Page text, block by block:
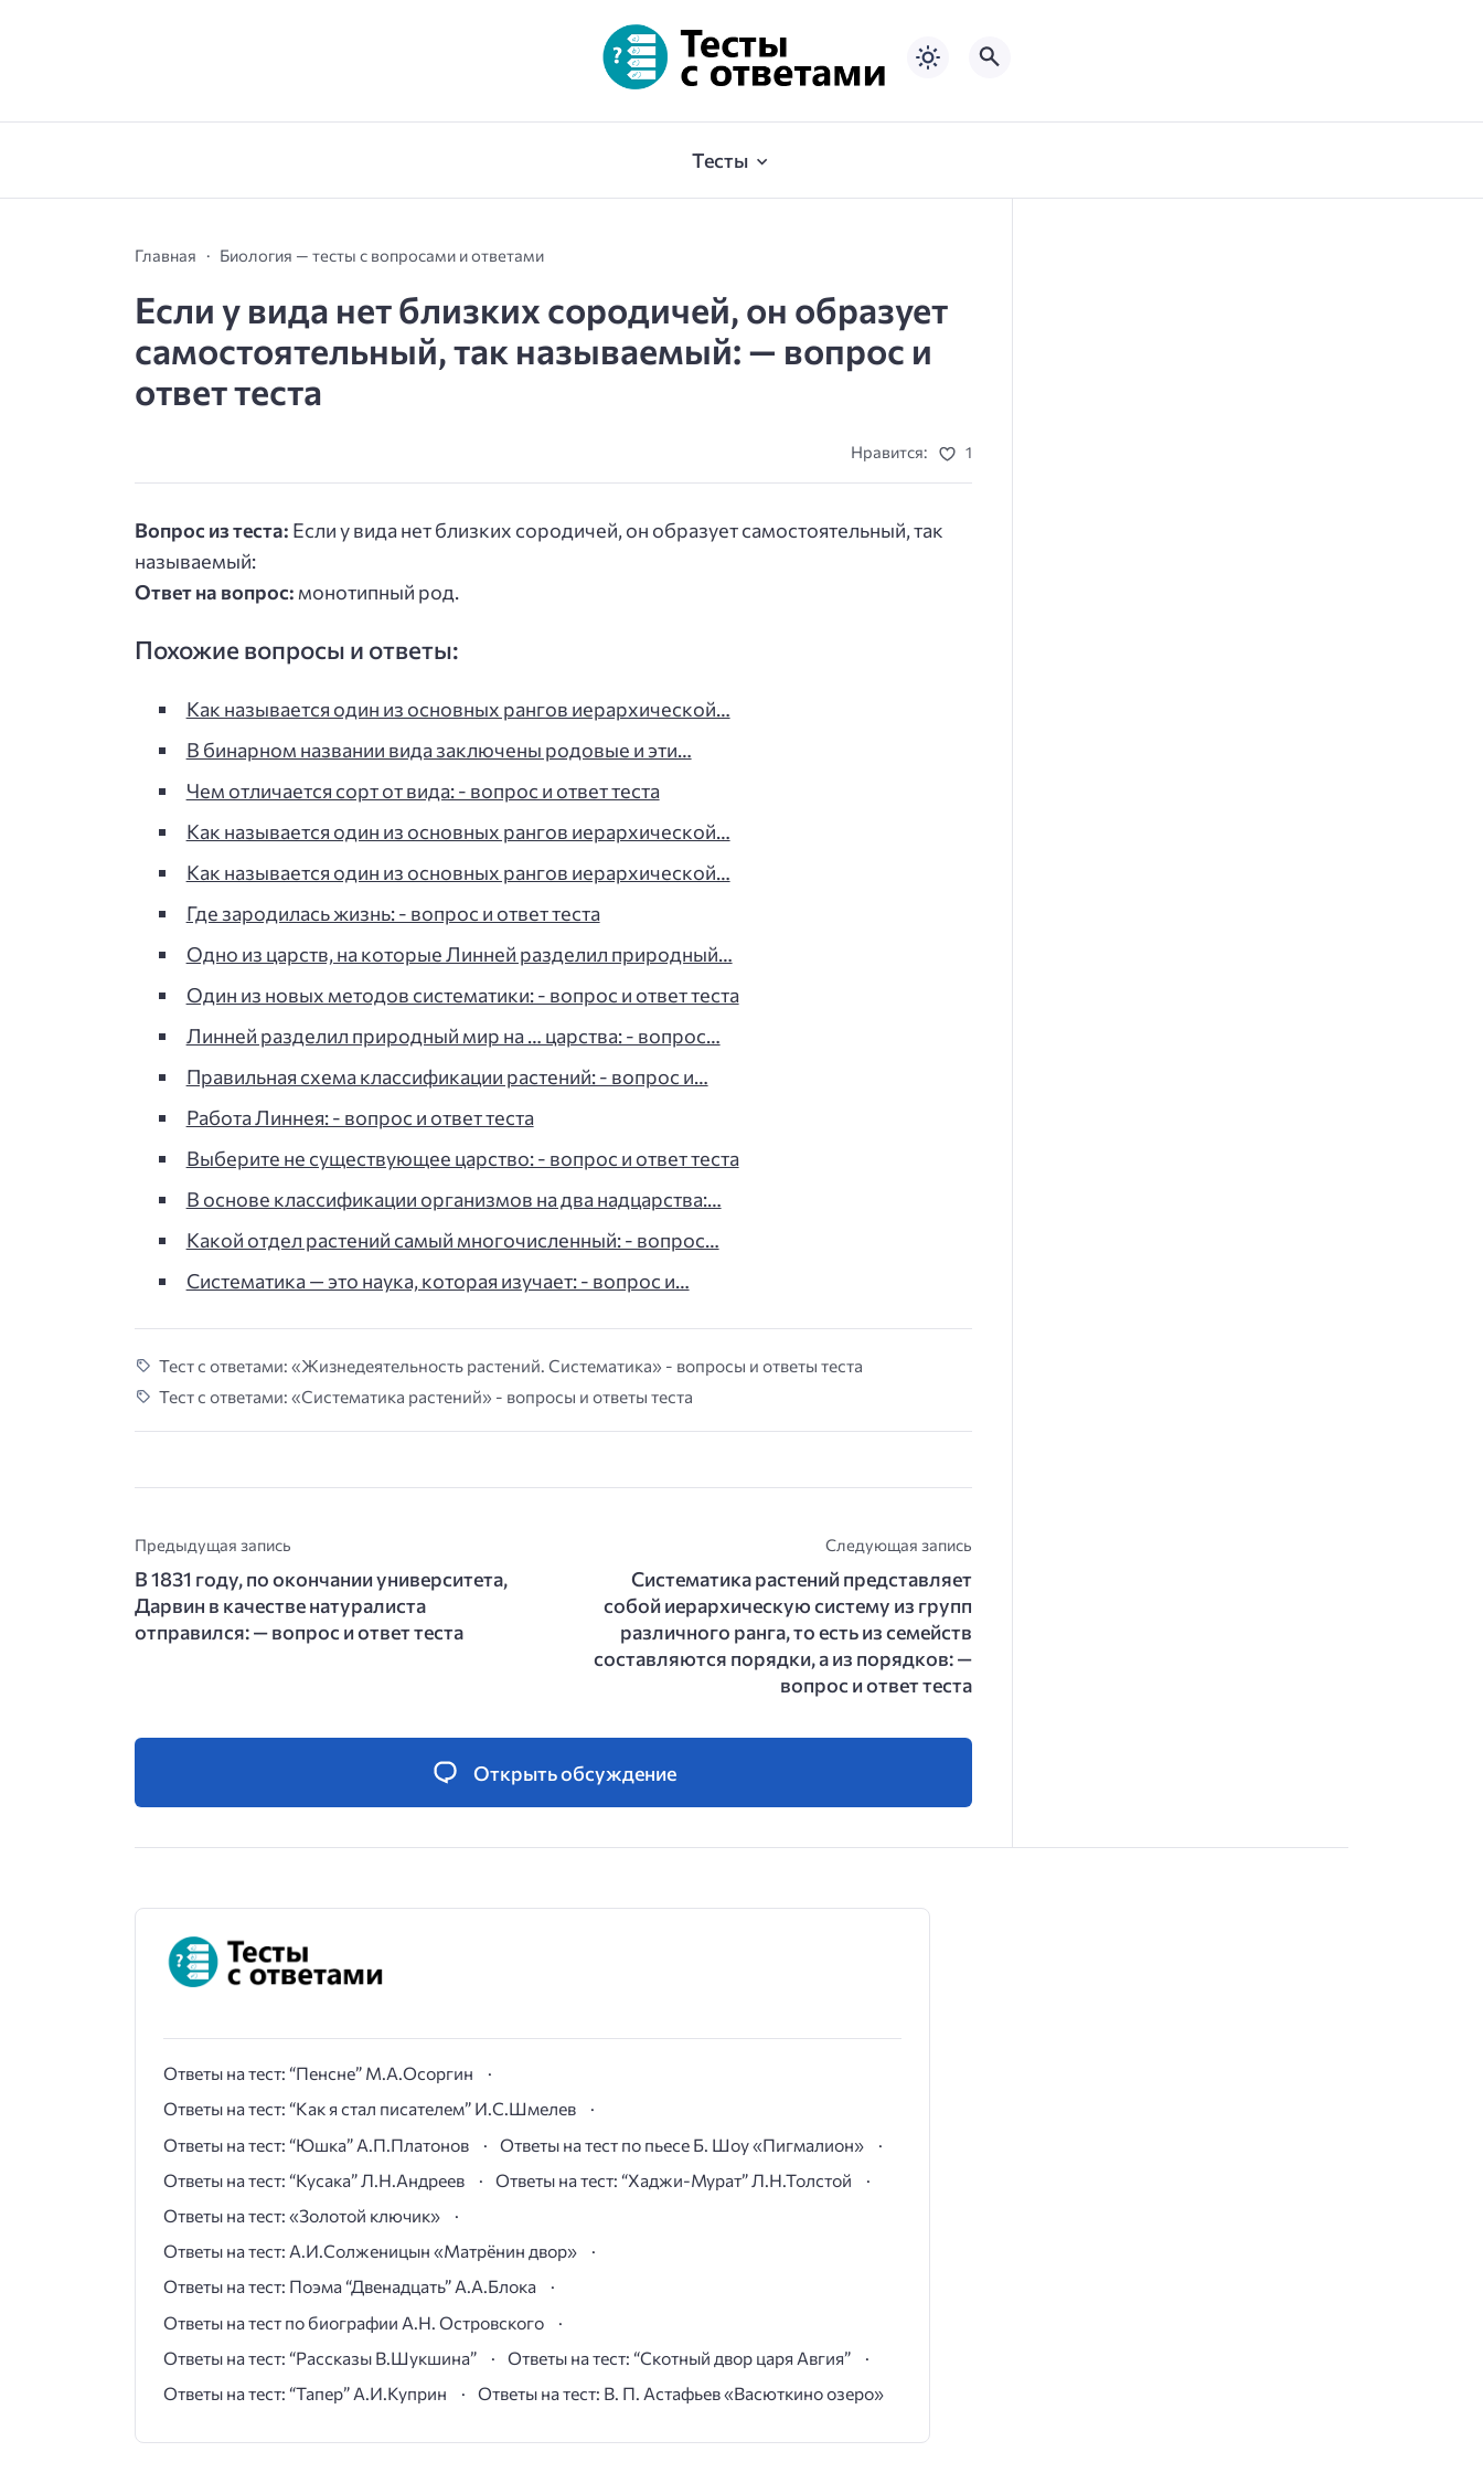
Тесты
Главная Биология — тесты с вопросами и ответами
Если у вида нет близких сородичей, он образует
самостоятельный, так называемый: — вопрос и
ответ теста
Нравится: 1
Вопрос из теста: Если у вида нет близких сородичей, он образует самостоятельный, так
называемый:
Ответ на вопрос:монотипный род.
Похожие вопросы и ответы:
Как называется один из основных рангов иерархической…
В бинарном названии вида заключены родовые и эти…
Чем отличается сорт от вида: - вопрос и ответ теста
Как называется один из основных рангов иерархической…
Как называется один из основных рангов иерархической…
Где зародилась жизнь: - вопрос и ответ теста
Одно из царств, на которые Линней разделил природный…
Один из новых методов систематики: - вопрос и ответ теста
Линней разделил природный мир на … царства: - вопрос…
Правильная схема классификации растений: - вопрос и…
Работа Линнея: - вопрос и ответ теста
Выберите не существующее царство: - вопрос и ответ теста
В основе классификации организмов на два надцарства:…
Какой отдел растений самый многочисленный: - вопрос…
Систематика — это наука, которая изучает: - вопрос и…
Тест с ответами: «Жизнедеятельность растений. Систематика» - вопросы и ответы теста
Тест с ответами: «Систематика растений» - вопросы и ответы теста
Предыдущая запись
В 1831 году, по окончании университета,
Дарвин в качестве натуралиста
отправился: — вопрос и ответ теста
Следующая запись
Систематика растений представляет
собой иерархическую систему из групп
различного ранга, то есть из семейств
составляются порядки, а из порядков: —
вопрос и ответ теста
Открыть обсуждение
Ответы на тест: “Пенсне” М.А.Осоргин
Ответы на тест: “Как я стал писателем” И.С.Шмелев
Ответы на тест: “Юшка” А.П.Платонов
Ответы на тест по пьесе Б. Шоу «Пигмалион»
Ответы на тест: “Кусака” Л.Н.Андреев
Ответы на тест: “Хаджи-Мурат” Л.Н.Толстой
Ответы на тест: «Золотой ключик»
Ответы на тест: А.И.Солженицын «Матрёнин двор»
Ответы на тест: Поэма “Двенадцать” А.А.Блока
Ответы на тест по биографии А.Н. Островского
Ответы на тест: “Рассказы В.Шукшина”
Ответы на тест: “Скотный двор царя Авгия”
Ответы на тест: “Тапер” А.И.Куприн
Ответы на тест: В. П. Астафьев «Васюткино озеро»